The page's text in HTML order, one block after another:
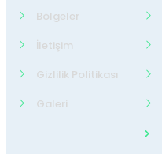
Bölgeler
İletişim
Gizlilik Politikası
Galeri